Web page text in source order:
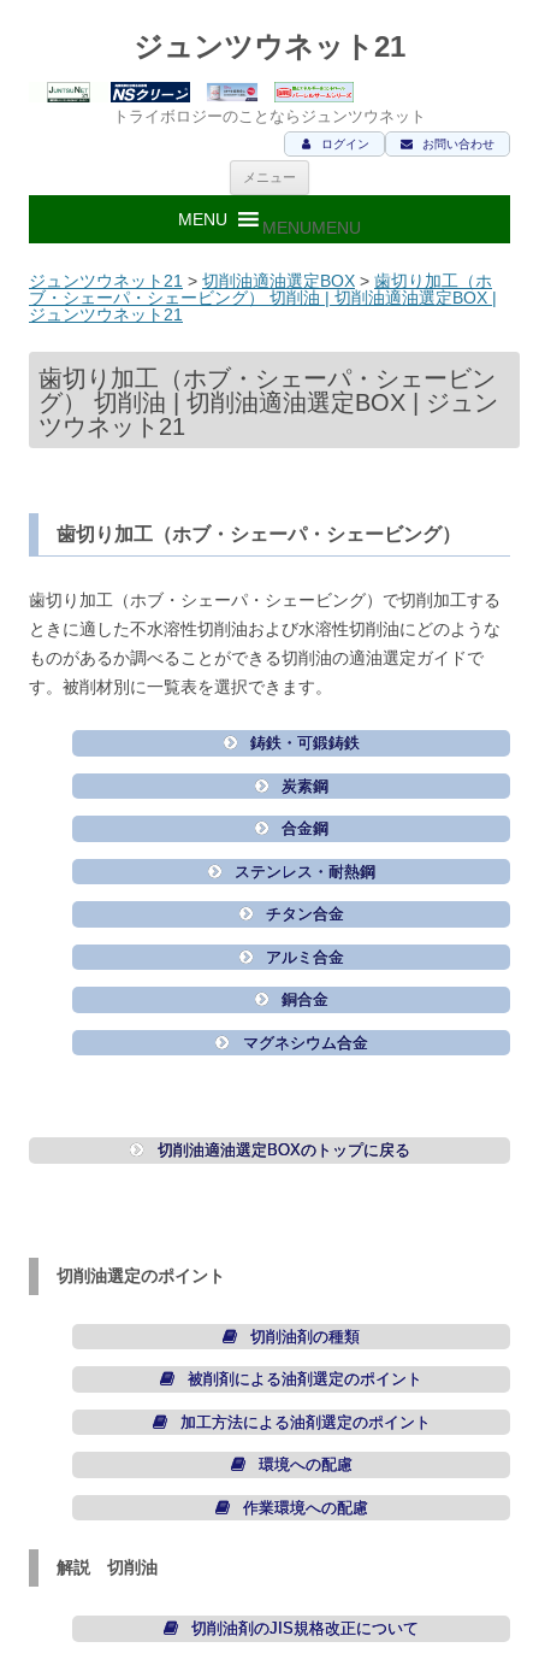
ジュンツウネット21
トライボロジーのことならジュンツウネット
お問い合わせ
ログイン
メニュー
ン
ツ
ス
キ
ッ
MENUMENU
ジュンツウネット21 > 切削油適油選定BOX > 歯切り加工（ホ
ブ・シェーパ・シェービング） 切削油 | 切削油適油選定BOX |
ジュンツウネット21
歯切り加工（ホブ・シェーパ・シェービン
グ） 切削油 | 切削油適油選定BOX | ジュン
ツウネット21
歯切り加工（ホブ・シェーパ・シェービング）
歯切り加工（ホブ・シェーパ・シェービング）で切削加工する
ときに適した不水溶性切削油および水溶性切削油にどのような
ものがあるか調べることができる切削油の適油選定ガイドで
す。被削材別に一覧表を選択できます。
鋳鉄・可鍛鋳鉄
炭素鋼
合金鋼
ステンレス・耐熱鋼
チタン合金
アルミ合金
銅合金
マグネシウム合金
切削油適油選定BOXのトップに戻る
切削油選定のポイント
切削油剤の種類
被削剤による油剤選定のポイント
加工方法による油剤選定のポイント
環境への配慮
作業環境への配慮
解説 切削油
切削油剤のJIS規格改正について